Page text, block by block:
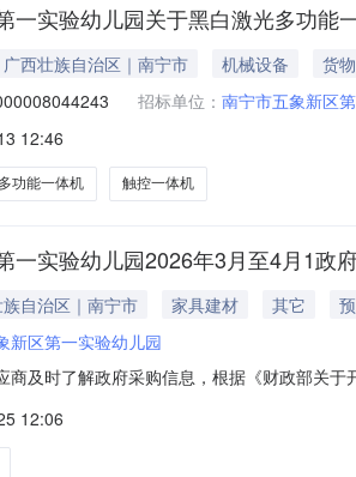
一实验幼儿园关于黑白激光多功能
广西壮族自治区｜南宁市 机械设备
货物
招标单位： 南宁市五象新区
12:46
功能一体机 触控一体机
一实验幼儿园2026年3月至4月1政
族自治区｜南宁市 家具建材 其它
新区第一实验幼儿园
商及时了解政府采购信息，根据《财政部关
间（填写到月）落实政府采购政策功能情况
12:06